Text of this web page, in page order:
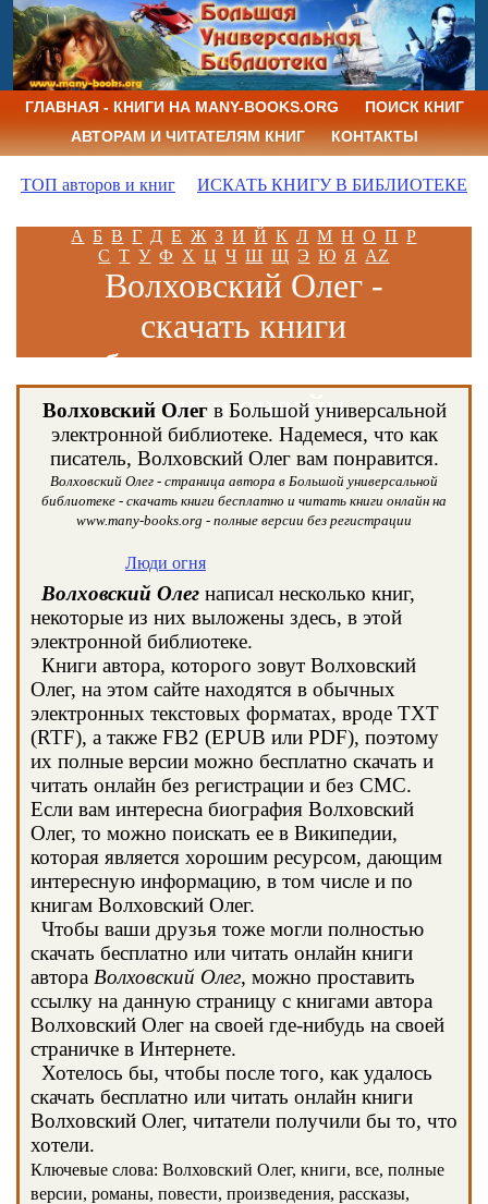
ГЛАВНАЯ - КНИГИ НА MANY-BOOKS.ORG
ПОИСК КНИГ
АВТОРАМ И ЧИТАТЕЛЯМ КНИГ
КОНТАКТЫ
ТОП авторов и книг ИСКАТЬ КНИГУ В БИБЛИОТЕКЕ
А Б В Г Д Е Ж З И Й К Л М Н О П Р
С Т У Ф Х Ц Ч Ш Щ Э Ю Я AZ
Волховский Олег -
скачать книги
бесплатно и читать
книги онлайн
Волховский Олегв Большой универсальной
электронной библиотеке. Надемеся, что как
писатель, Волховский Олег вам понравится.
Волховский Олег - страница автора в Большой универсальной
библиотеке - скачать книги бесплатно и читать книги онлайн на
www.many-books.org - полные версии без регистрации
Люди огня
Волховский Олег написал несколько книг,
некоторые из них выложены здесь, в этой
электронной библиотеке.
Книги автора, которого зовут Волховский
Олег, на этом сайте находятся в обычных
электронных текстовых форматах, вроде TXT
(RTF), а также FB2 (EPUB или PDF), поэтому
их полные версии можно бесплатно скачать и
читать онлайн без регистрации и без СМС.
Если вам интересна биография Волховский
Олег, то можно поискать ее в Википедии,
которая является хорошим ресурсом, дающим
интересную информацию, в том числе и по
книгам Волховский Олег.
Чтобы ваши друзья тоже могли полностью
скачать бесплатно или читать онлайн книги
автора Волховский Олег, можно проставить
ссылку на данную страницу с книгами автора
Волховский Олег на своей где-нибудь на своей
страничке в Интернете.
Хотелось бы, чтобы после того, как удалось
скачать бесплатно или читать онлайн книги
Волховский Олег, читатели получили бы то, что
хотели.
Ключевые слова: Волховский Олег, книги, все, полные
версии, романы, повести, произведения, рассказы,